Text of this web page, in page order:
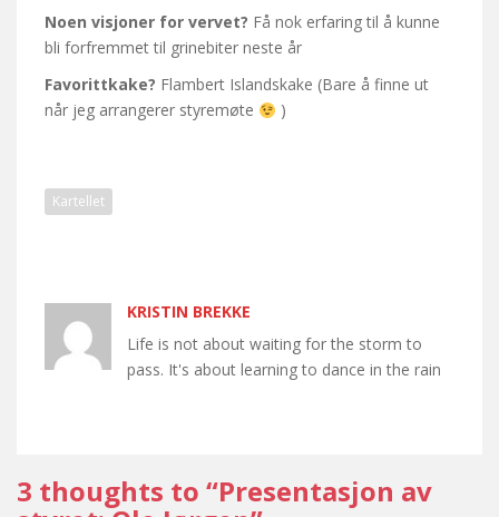
Noen visjoner for vervet? Få nok erfaring til å kunne
bli forfremmet til grinebiter neste år
Favorittkake? Flambert Islandskake (Bare å finne ut
når jeg arrangerer styremøte
)
Kartellet
KRISTIN BREKKE
Life is not about waiting for the storm to
pass. It's about learning to dance in the rain
3 thoughts to “Presentasjon av